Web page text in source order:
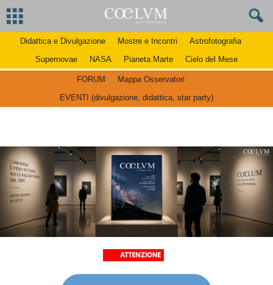
Didattica e Divulgazione Mostre e Incontri
Astrofotografia
Supernovae
NASA Pianeta Marte Cielo del Mese
FORUM
Mappa Osservatori
EVENTI (divulgazione, didattica, star party)